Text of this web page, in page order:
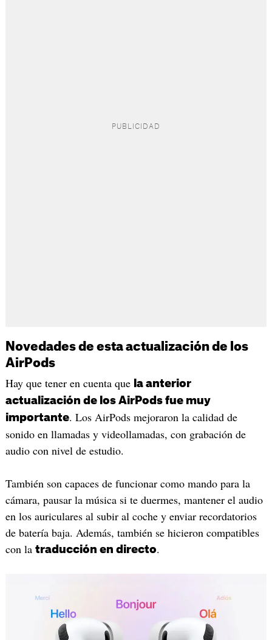
Novedades de esta actualización de los
AirPods
Hay que tener en cuenta que la anterior
actualización de los AirPods fue muy
importante. Los AirPods mejoraron la calidad de
sonido en llamadas y videollamadas, con grabación de
audio con nivel de estudio.
También son capaces de funcionar como mando para la
cámara, pausar la música si te duermes, mantener el audio
en los auriculares al subir al coche y enviar recordatorios
de batería baja. Además, también se hicieron compatibles
con la traducción en directo.